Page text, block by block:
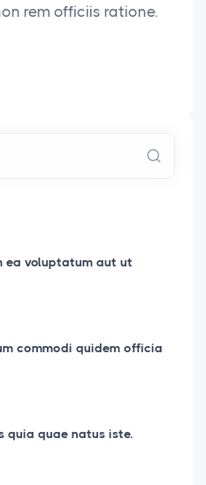
rem officiis ratione.
ea voluptatum aut ut
commodi quidem officia
quia quae natus iste.